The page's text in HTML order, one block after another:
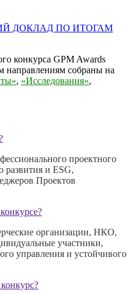
ДОКЛАД ПО ИТОГАМ
конкурса GPM Awards
направлениям собраны на
, «Исследования»,
проектного
развития и ESG,
Проектов
организации, НКО,
участники,
управления и устойчивого